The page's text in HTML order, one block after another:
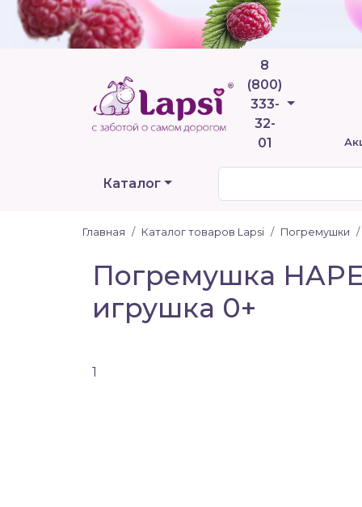
8
(800)
333-
32-
01
Телефоны
Каталог
Главная Каталог товаров Lapsi Погремушки
Погремушка
игрушка 0+
1